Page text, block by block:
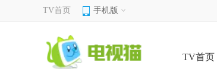
TV首页 手机版
TV首页